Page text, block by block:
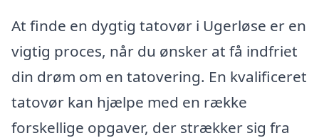
At finde en dygtig tatovør i Ugerløse er en
vigtig proces, når du ønsker at få indfriet
din drøm om en tatovering. En kvalificeret
tatovør kan hjælpe med en række
forskellige opgaver, der strækker sig fra